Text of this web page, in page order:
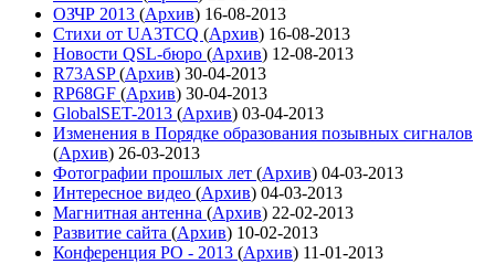
ОЗЧР 2013 (Архив) 16-08-2013
Стихи от UA3TCQ (Архив) 16-08-2013
Новости QSL-бюро (Архив) 12-08-2013
R73ASP(Архив) 30-04-2013
RP68GF (Архив) 30-04-2013
GlobalSET-2013 (Архив) 03-04-2013
Изменения в Порядке образования позывных сигналов
(Архив) 26-03-2013
Фотографии прошлых лет (Архив) 04-03-2013
Интересное видео (Архив) 04-03-2013
Магнитная антенна (Архив) 22-02-2013
Развитие сайта (Архив) 10-02-2013
Конференция РО - 2013 (Архив) 11-01-2013